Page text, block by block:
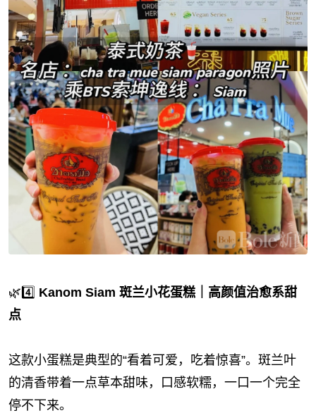
🌿4️⃣ Kanom Siam 斑兰小花蛋糕｜高颜值治愈系甜
点
这款小蛋糕是典型的“看着可爱，吃着惊喜”。斑兰叶
的清香带着一点草本甜味，口感软糯，一口一个完全
停不下来。